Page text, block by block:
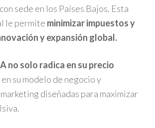
sede en los Países Bajos. Esta
le permite minimizar impuestos y
y expansión global.
no solo radica en su precio
su modelo de negocio y
diseñadas para maximizar